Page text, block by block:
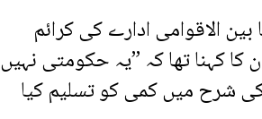
الاقوامی ادارے کی کرائم
کہنا تھا کہ ”یہ حکومتی نہیں
شرح میں کمی کو تسلیم کیا